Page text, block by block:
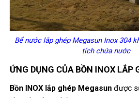
Bể nước lắp ghép Megasun Inox 304
tích chứa nước
ỨNG DỤNG CỦA BỒN INOX LẮP
Bồn INOX lắp ghép Megasun được